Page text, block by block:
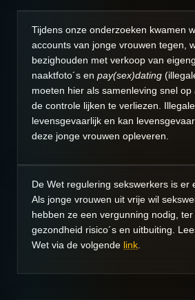
Tijdens onze onderzoeken kwamen
accounts van jonge vrouwen tegen,
bezighouden met verkoop van
naaktfoto´s en pay(sex)dating
moeten hier als samenleving snel
de controle lijken te verliezen.
levensgevaarlijk en kan
deze jonge vrouwen opleveren.
De Wet regulering sekswerkers is er
Als jonge vrouwen uit vrije wil
hebben ze een vergunning nodig,
gezondheid risico´s en uitbuiting.
Wet via de volgende link